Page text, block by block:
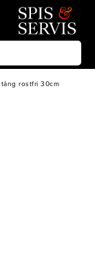
rostfri 30cm